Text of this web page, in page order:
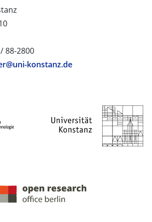
88-2800
konstanz.de